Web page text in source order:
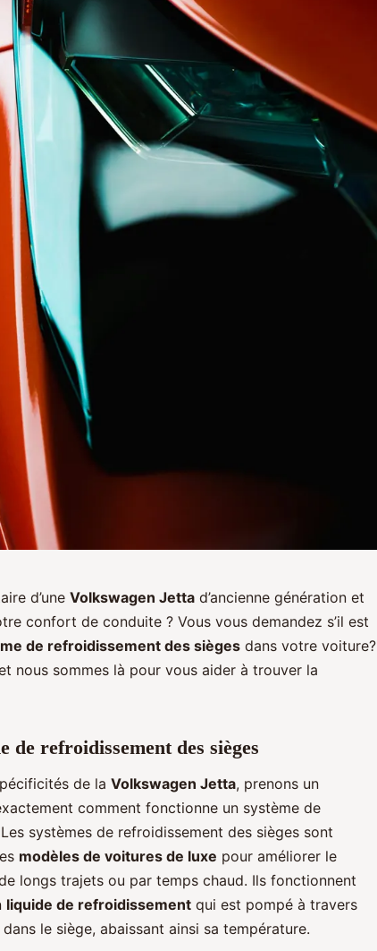
d’une Volkswagen Jetta d’ancienne génération et
confort de conduite ? Vous vous demandez s’il est
de refroidissement des sièges dans votre voiture?
nous sommes là pour vous aider à trouver la
de refroidissement des sièges
de la Volkswagen Jetta, prenons un
comment fonctionne un système de
systèmes de refroidissement des sièges sont
modèles de voitures de luxe pour améliorer le
longs trajets ou par temps chaud. Ils fonctionnent
liquide de refroidissement qui est pompé à travers
le siège, abaissant ainsi sa température.